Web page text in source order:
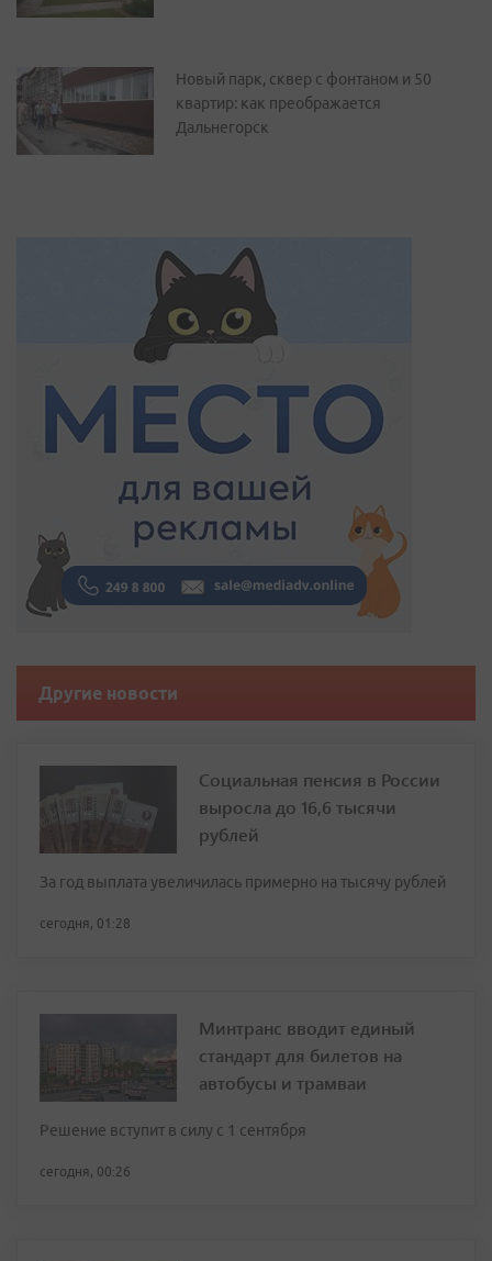
Новый парк, сквер с фонтаном и 50
квартир: как преображается
Дальнегорск
Другие новости
Социальная пенсия в России
выросла до 16,6 тысячи
рублей
За год выплата увеличилась примерно на тысячу рублей
сегодня, 01:28
Минтранс вводит единый
стандарт для билетов на
автобусы и трамваи
Решение вступит в силу с 1 сентября
сегодня, 00:26